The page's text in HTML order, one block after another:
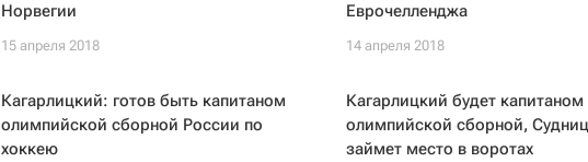
Норвегии
15 апреля 2018
Еврочелленджа
14 апреля 2018
Кагарлицкий: готов быть капитаном
олимпийской сборной России по
хоккею
Кагарлицкий будет капитаном
олимпийской сборной,
займет место в воротах